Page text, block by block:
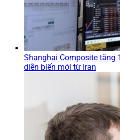
Shanghai Composite tăng
diễn biến mới từ Iran